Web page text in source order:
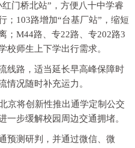
门桥北站”，方便八十中学睿
；103路增加“台基厂站”，缩短
；M44路、专22路、专202路3
校师生上下学出行需求。
线路，适当延长早高峰保障时
情况随时补充运力。
京将创新性推出通学定制公交
一步缓解校园周边交通拥堵。
预测研判，并通过微信、微